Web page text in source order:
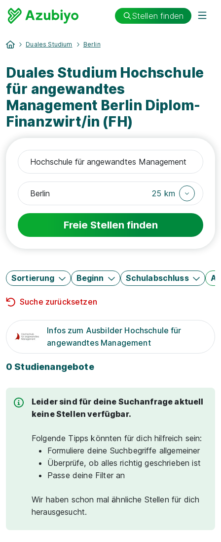
Stellen finden
Duales Studium Berlin
Duales Studium Hochschule
für angewandtes
Management Berlin Diplom-
Finanzwirt/in (FH)
25 km
Freie Stellen finden
Sortierung Beginn Schulabschluss
Suche zurücksetzen
Infos zum Ausbilder Hochschule für
angewandtes Management
0 Studienangebote
Leider sind für deine Suchanfrage aktuell
keine Stellen verfügbar.
Folgende Tipps könnten für dich hilfreich sein:
Formuliere deine Suchbegriffe allgemeiner
Überprüfe, ob alles richtig geschrieben ist
Passe deine Filter an
Wir haben schon mal ähnliche Stellen für dich
herausgesucht.